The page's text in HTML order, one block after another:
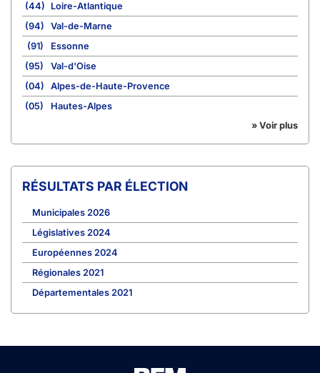
(44)
Loire-Atlantique
(94)
Val-de-Marne
(91)
Essonne
(95)
Val-d'Oise
(04)
Alpes-de-Haute-Provence
(05)
Hautes-Alpes
» Voir plus
RÉSULTATS PAR ÉLECTION
Municipales 2026
Législatives 2024
Européennes 2024
Régionales 2021
Départementales 2021